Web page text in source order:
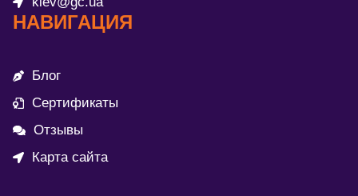
НАВИГАЦИЯ
Блог
Сертификаты
Отзывы
Карта сайта